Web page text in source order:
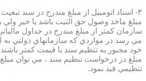
۳- اسناد اتومبيل از مبلغ مندرج در سند
مبلغ ماخذ وصول حق الثبت باشد يا خير
سازمان كمتر از مبلغ مندرج در جداول مالياتي
مي رسد در مواردي كه سازمانهاي دولتي
خود مجبور به تنظيم سند با قيمت كمتر
مبلغ در درخواست تنظيم سند ، مي توان
تنظيمي قيد نمود.